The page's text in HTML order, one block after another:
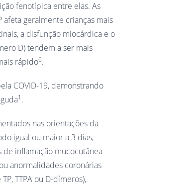
fenotípica entre elas. As
geralmente crianças mais
a disfunção miocárdica e o
D) tendem a ser mais
rápido6.
COVID-19, demonstrando
1 .
nas orientações da
igual ou maior a 3 dias,
inflamação mucocutânea
anormalidades coronárias
TTPA ou D-dímeros),